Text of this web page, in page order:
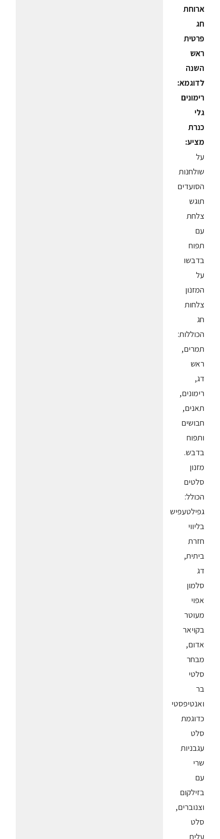
ארוחת
חג
פרטית
ראש
השנה
לדוגמא:
רימונים
גלי
כנרת
מציע:
על
שולחנות
הסועדים
תוגש
צלחת
עם
תפוח
בדבשו
על
המזנון
צלחות
חג
הכוללות:
תמרים,
ראש
דג,
רימונים,
תאנים,
חבושים
ותפוח
בדבש.
מזנון
סלטים
הכולל:
גפילטעפיש
בליווי
חזרת
ביתית,
דג
סלמון
אפוי
מעוטר
בקויאר
אדום,
מבחר
סלטי
בר
ואנטיפסטי
כדוגמת
סלט
עגבניות
שרי
עם
בזילקום
וצנוברים,
סלט
עלים